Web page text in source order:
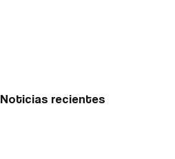
Noticias recientes